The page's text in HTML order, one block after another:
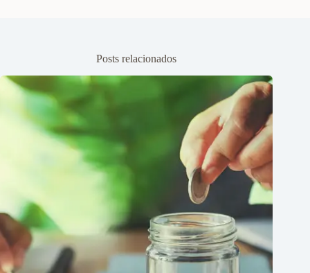
Posts relacionados